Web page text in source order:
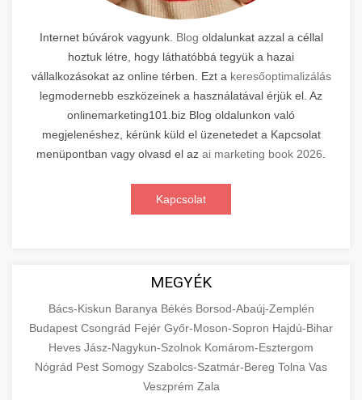
Internet búvárok vagyunk. Blog oldalunkat azzal a céllal
hoztuk létre, hogy láthatóbbá tegyük a hazai
vállalkozásokat az online térben. Ezt a keresőoptimalizálás
legmodernebb eszközeinek a használatával érjük el. Az
onlinemarketing101.biz Blog oldalunkon való
megjelenéshez, kérünk küld el üzenetedet a Kapcsolat
menüpontban vagy olvasd el az ai marketing book 2026
Kapcsolat
MEGYÉK
Bács-Kiskun Baranya Békés Borsod-Abaúj-Zemplén
Budapest Csongrád Fejér Győr-Moson-Sopron Hajdú-Bihar
Heves Jász-Nagykun-Szolnok Komárom-Esztergom
Nógrád Pest Somogy Szabolcs-Szatmár-Bereg Tolna Vas
Veszprém Zala